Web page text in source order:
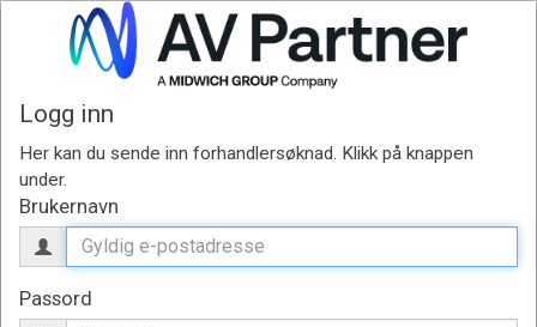
Logg inn
Brukernavn
Passord